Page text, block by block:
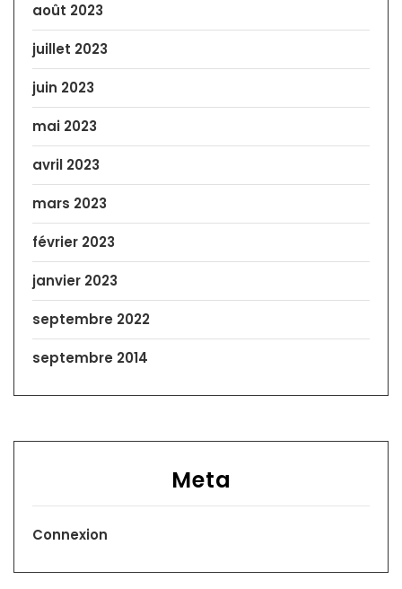
août 2023
juillet 2023
juin 2023
mai 2023
avril 2023
mars 2023
février 2023
janvier 2023
septembre 2022
septembre 2014
Meta
Connexion